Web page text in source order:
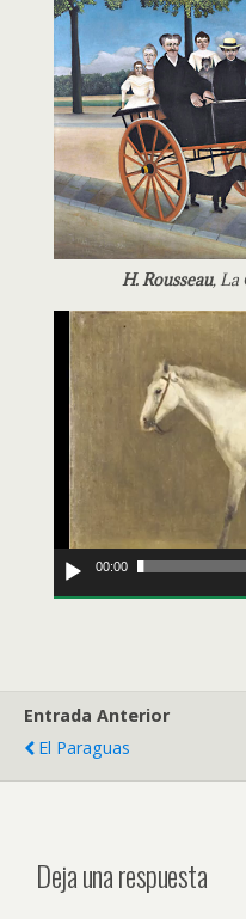
H. Rousseau, La
Reproductor
de
vídeo
00:00
Entrada Anterior
El Paraguas
Deja una respuesta